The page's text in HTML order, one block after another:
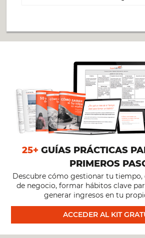
25+ GUÍAS PRÁCTICAS
PRIMEROS
Descubre cómo gestionar tu tiempo,
de negocio, formar hábitos clave
generar ingresos en tu
ACCEDER AL KIT